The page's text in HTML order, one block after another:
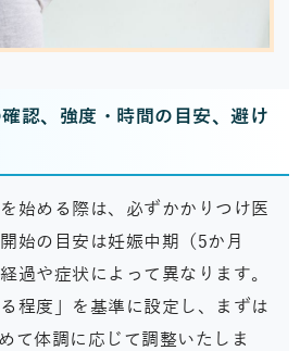
認、強度・時間の目安、避け
始める際は、必ずかかりつけ医
始の目安は妊娠中期（5か月
過や症状によって異なります。
程度」を基準に設定し、まずは
て体調に応じて調整いたしま